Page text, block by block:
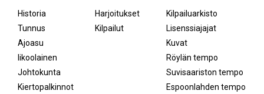
Historia
Tunnus
Ajoasu
Iikoolainen
Johtokunta
Kiertopalkinnot
Harjoitukset
Kilpailut
Kilpailuarkisto
Lisenssiajajat
Kuvat
Röylän tempo
Suvisaariston tempo
Espoonlahden tempo